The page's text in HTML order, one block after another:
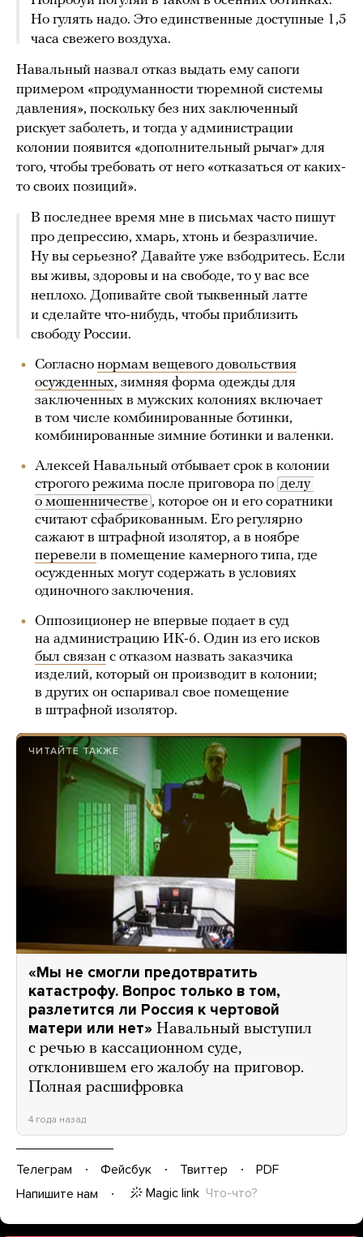
Но гулять надо. Это единственные доступные 1,5
часа свежего воздуха.
Навальный назвал отказ выдать ему сапоги
примером «продуманности тюремной системы
давления», поскольку без них заключенный
рискует заболеть, и тогда у администрации
колонии появится «дополнительный рычаг» для
того, чтобы требовать от него «отказаться от каких-
то своих позиций».
В последнее время мне в письмах часто пишут
про депрессию, хмарь, хтонь и безразличие.
Ну вы серьезно? Давайте уже взбодритесь. Если
вы живы, здоровы и на свободе, то у вас все
неплохо. Допивайте свой тыквенный латте
и сделайте что-нибудь, чтобы приблизить
свободу России.
Согласно нормам вещевого довольствия
осужденных, зимняя форма одежды для
заключенных в мужских колониях включает
в том числе комбинированные ботинки,
комбинированные зимние ботинки и валенки.
Алексей Навальный отбывает срок в колонии
строгого режима после приговора по делу
о мошенничестве , которое он и его соратники
считают сфабрикованным. Его регулярно
сажают в штрафной изолятор, а в ноябре
перевели в помещение камерного типа, где
осужденных могут содержать в условиях
одиночного заключения.
Оппозиционер не впервые подает в суд
на администрацию ИК-6. Один из его исков
был связан с отказом назвать заказчика
изделий, который он производит в колонии;
в других он оспаривал свое помещение
в штрафной изолятор.
ЧИТАЙТЕ ТАКЖЕ
«Мы не смогли предотвратить
катастрофу. Вопрос только в том,
разлетится ли Россия к чертовой
матери или нет» Навальный выступил
с речью в кассационном суде,
отклонившем его жалобу на приговор.
Полная расшифровка
4 года назад
Телеграм Фейсбук Твиттер
PDF
Напишите нам
Magic link Что-что?